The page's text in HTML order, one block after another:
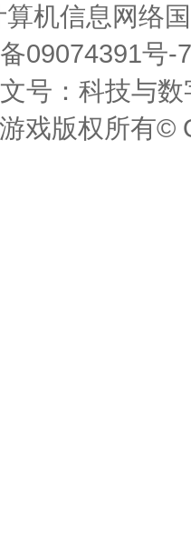
算机信息网络
09074391号-
号：科技与
戏版权所有©